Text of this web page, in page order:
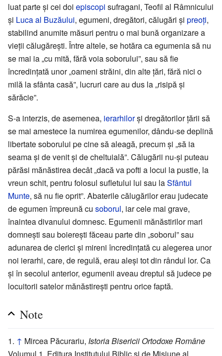
luat parte și cei doi episcopi sufragani, Teofil al Râmnicului
și Luca al Buzăului, egumeni, dregători, călugări și preoți,
stabilind anumite măsuri pentru o mai bună organizare a
vieții călugărești. Între altele, se hotăra ca egumenia să nu
se mai ia „cu mită, fără voia soborului”, sau să fie
încredințată unor „oameni străini, din alte țări, fără nici o
milă la sfânta casă”, lucruri care au dus la „risipă și
sărăcie”.
S-a interzis, de asemenea, ierarhilorși dregătorilor țării să
se mai amestece la numirea egumenilor, dându-se deplină
libertate soborului pe cine să aleagă, precum și „să ia
seama și de venit și de cheltuială”. Călugării nu-și puteau
părăsi mănăstirea decât „dacă va pofti a locui la pustie, la
vreun schit, pentru folosul sufletului lui sau laSfântul
Munte, să nu fie oprit”. Abaterile călugărilor erau judecate
de egumen împreună cu soborul, iar cele mai grave,
înaintea divanului domnesc. Egumenii mănăstirilor mari
domnești sau boierești făceau parte din „soborul” sau
adunarea de clerici și mireni încredințată cu alegerea unor
noi ierarhi, care, de regulă, erau aleși tot din rândul lor. Ca
și în secolul anterior, egumenii aveau dreptul să judece pe
locuitorii satelor mănăstirești pentru orice faptă.
Note
↑ Mircea Păcurariu, Istoria Bisericii Ortodoxe Române
Volumul 1, Editura Institutului Biblic și de Misiune al